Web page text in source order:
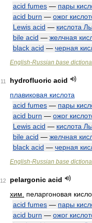
acid fumes — пары
acid burn — ожог
Lewis acid — кислота
bile acid — желчная
black acid — черная
English-Russian base
11
hydrofluoric acid
плавиковая кислота
acid fumes — пары
acid burn — ожог
Lewis acid — кислота
bile acid — желчная
black acid — черная
English-Russian base
12
pelargonic acid
хим.
пеларгоновая
acid fumes — пары
acid burn — ожог